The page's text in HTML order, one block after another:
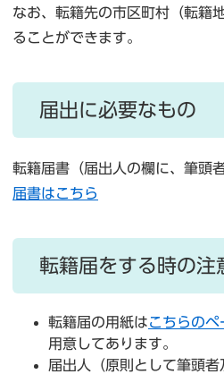
なお、転籍先の市区町村（転籍
ることができます。
届出に必要なもの
転籍届書（届出人の欄に、筆頭
届書はこちら
転籍届をする時の注
転籍届の用紙はこちらのペ
用意してあります。
届出人（原則として筆頭